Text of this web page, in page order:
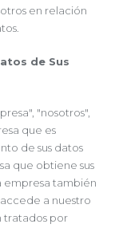
en relación
de Sus
"nosotros",
que es
de sus datos
que obtiene sus
empresa también
a nuestro
tratados por